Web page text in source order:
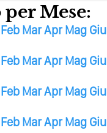
Mese:
Feb MarApr Mag Giu
Feb MarApr Mag Giu
Feb MarApr Mag Giu
Feb MarApr Mag Giu